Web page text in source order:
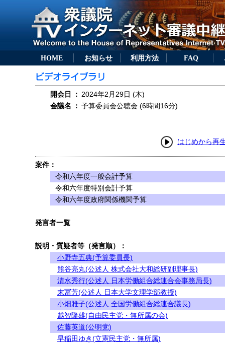
HOME お知らせ 利用方法 FAQ
開会日 ： 2024年2月29日 (木)
会議名
： 予算委員会公聴会 (6時間16分)
はじめから再
案件：
令和六年度一般会計予算
令和六年度特別会計予算
令和六年度政府関係機関予算
発言者一覧
説明・質疑者等（発言順）：
小野寺五典(予算委員長)
熊谷亮丸(公述人 株式会社大和総研副理事長)
清水秀行(公述人 日本労働組合総連合会事務局長)
末冨芳(公述人 日本大学文理学部教授)
小畑雅子(公述人 全国労働組合総連合議長)
越智隆雄(自由民主党・無所属の会)
佐藤英道(公明党)
早稲田ゆき(立憲民主党・無所属)